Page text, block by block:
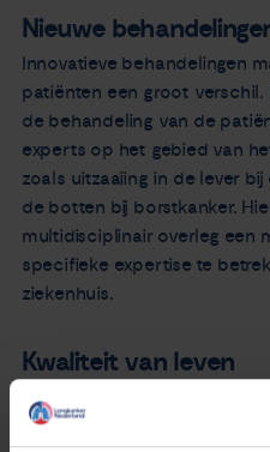
Nieuwe
Innovatieve behandelingen
patiënten een groot
de behandeling van de
experts op het gebied van
zoals uitzaaiing in de lever
de botten bij borstkanker.
multidisciplinair overleg een
specifieke expertise te
ziekenhuis.
Kwaliteit van leven
Patiënten met uitgezaaide
kunnen soms nog vele